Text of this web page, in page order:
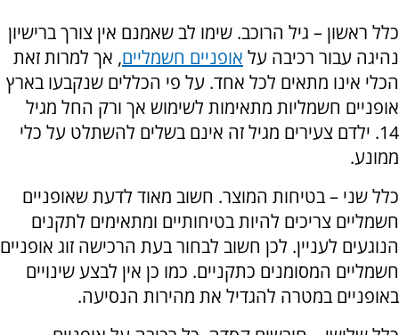
כלל ראשון – גיל הרוכב. שימו לב שאמנם אין צורך ברישיון
נהיגה עבור רכיבה על אופניים חשמליים, אך למרות זאת
הכלי אינו מתאים לכל אחד. על פי הכללים שנקבעו בארץ
אופניים חשמליות מתאימות לשימוש אך ורק החל מגיל
14. ילדם צעירים מגיל זה אינם בשלים להשתלט על כלי
ממונע.
כלל שני – בטיחות המוצר. חשוב מאוד לדעת שאופניים
חשמליים צריכים להיות בטיחותיים ומתאימים לתקנים
הנוגעים לעניין. לכן חשוב לבחור בעת הרכישה זוג אופניים
חשמליים המסומנים כתקניים. כמו כן אין לבצע שינויים
באופניים במטרה להגדיל את מהירות הנסיעה.